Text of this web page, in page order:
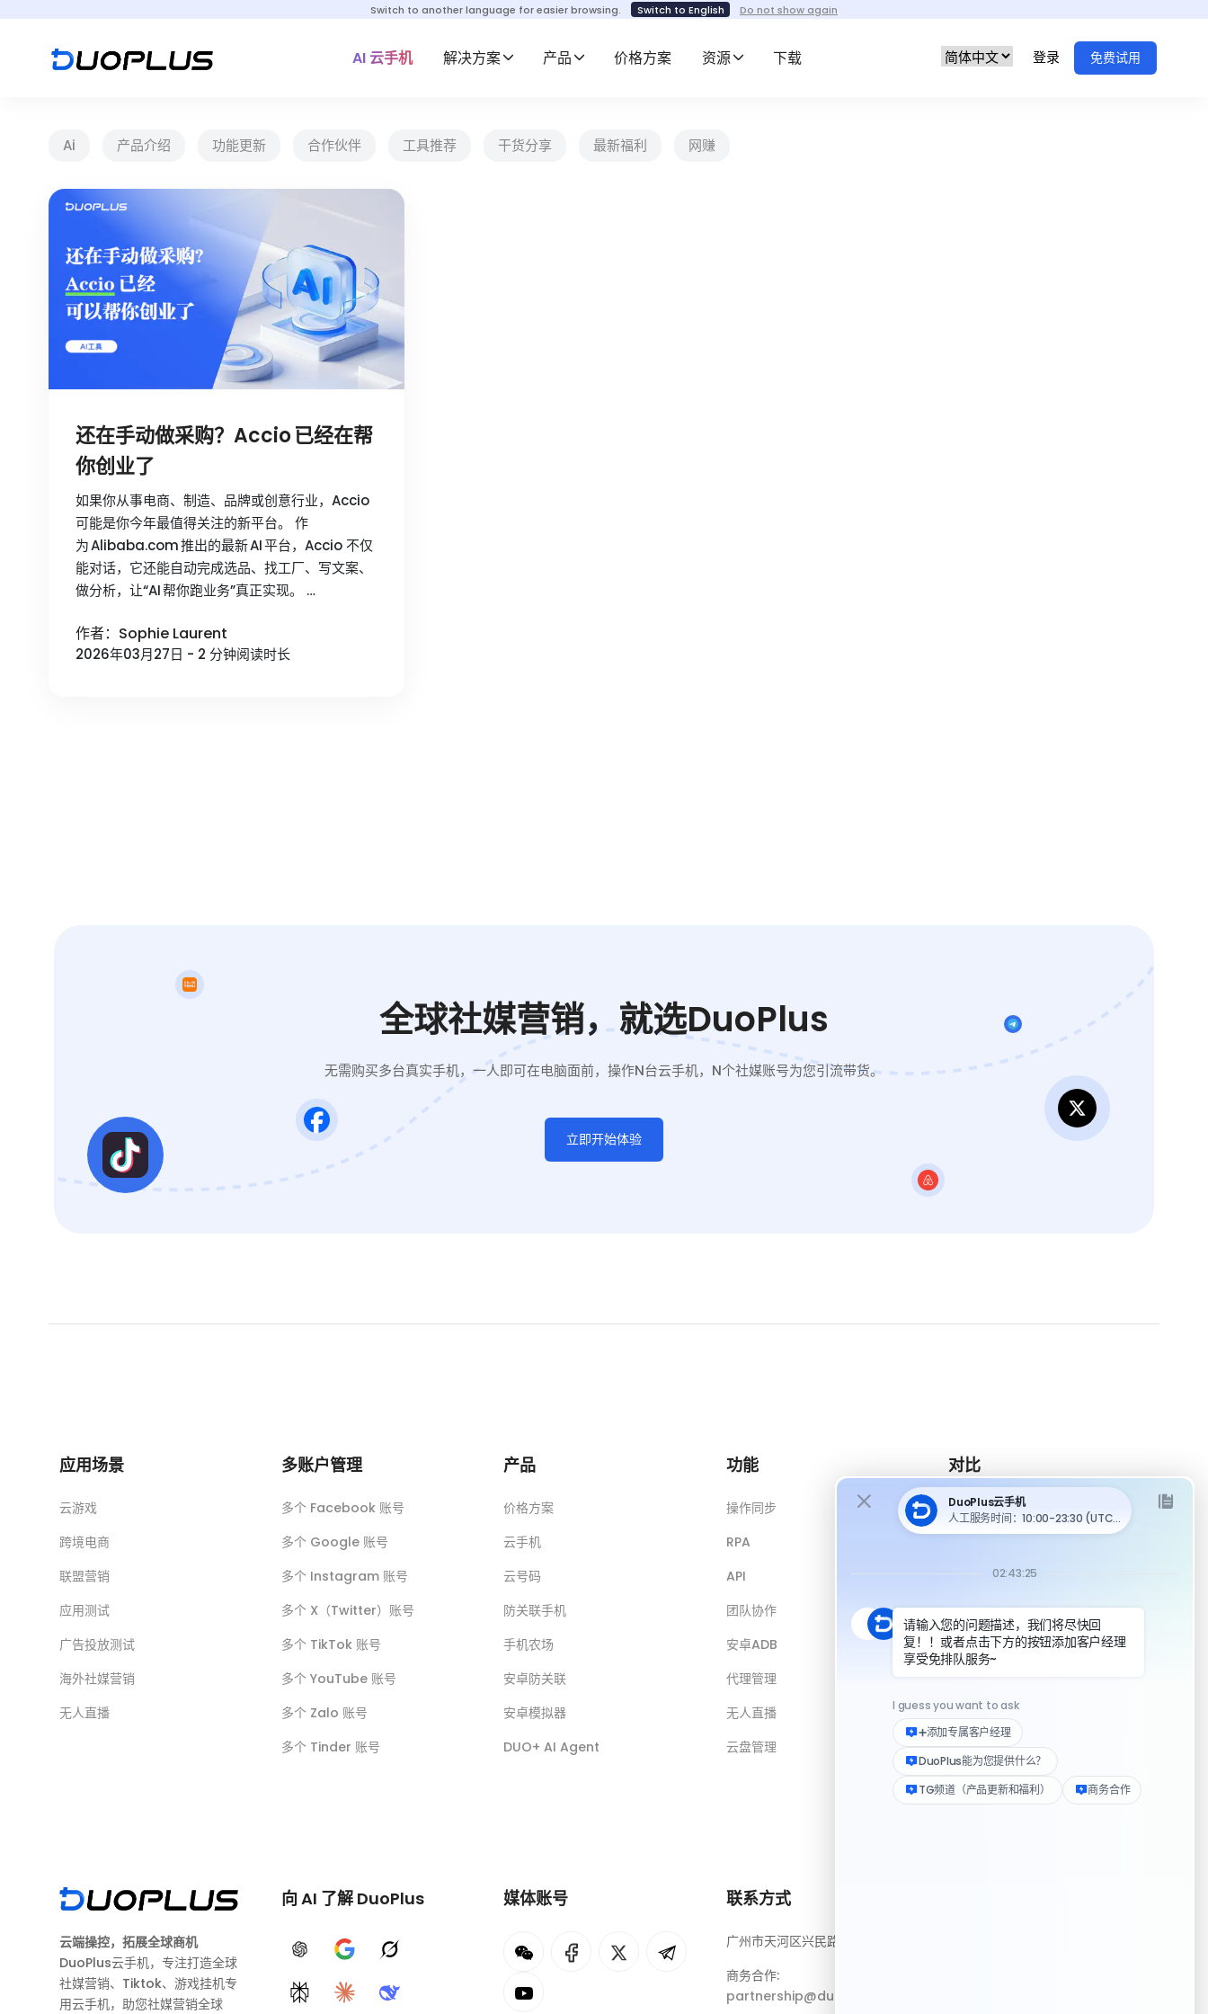
Switch to another language for easier browsing. Switch to English Do not show again
AI 云手机 解决方案 产品 价格方案 资源 下载 登录 免费试用
Ai 产品介绍 功能更新 合作伙伴 工具推荐 干货分享 最新福利 网赚
还在手动做采购？Accio 已经在帮
你创业了
如果你从事电商、制造、品牌或创意行业，Accio
可能是你今年最值得关注的新平台。 作
为 Alibaba.com 推出的最新 AI 平台，Accio 不仅
能对话，它还能自动完成选品、找工厂、写文案、
做分析，让“AI 帮你跑业务”真正实现。 …
作者：Sophie Laurent
2026年03月27日 - 2 分钟阅读时长
全球社媒营销，就选DuoPlus
无需购买多台真实手机，一人即可在电脑面前，操作N台云手机，N个社媒账号为您引流带货。
立即开始体验
应用场景
云游戏
跨境电商
联盟营销
应用测试
广告投放测试
海外社媒营销
无人直播
多账户管理
多个 Facebook 账号
多个 Google 账号
多个 Instagram 账号
多个 X（Twitter）账号
多个 TikTok 账号
多个 YouTube 账号
多个 Zalo 账号
多个 Tinder 账号
产品
价格方案
云手机
云号码
防关联手机
手机农场
安卓防关联
安卓模拟器
DUO+ AI Agent
功能
操作同步
RPA
API
团队协作
安卓ADB
代理管理
无人直播
云盘管理
对比
DuoPlus 对比 MoreLogin
DuoPlus 对比安卓模拟器
DuoPlus 对比指纹浏览器
DuoPlus 对比实体机
云端操控，拓展全球商机
DuoPlus云手机，专注打造全球
社媒营销、Tiktok、游戏挂机专
用云手机，助您社媒营销全球
向 AI 了解 DuoPlus
ChatGPTGoogle AIGrok
PerplexityClaudeDeepSeek
媒体账号 联系方式
广州市天河区兴民路222号3310房
商务合作:
partnership@duoplus.net